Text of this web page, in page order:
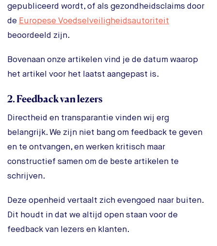
gepubliceerd wordt, of als gezondheidsclaims door
de Europese Voedselveiligheidsautoriteit
beoordeeld zijn.
Bovenaan onze artikelen vind je de datum waarop
het artikel voor het laatst aangepast is.
2. Feedback van lezers
Directheid en transparantie vinden wij erg
belangrijk. We zijn niet bang om feedback te geven
en te ontvangen, en werken kritisch maar
constructief samen om de beste artikelen te
schrijven.
Deze openheid vertaalt zich evengoed naar buiten.
Dit houdt in dat we altijd open staan voor de
feedback van lezers en klanten.